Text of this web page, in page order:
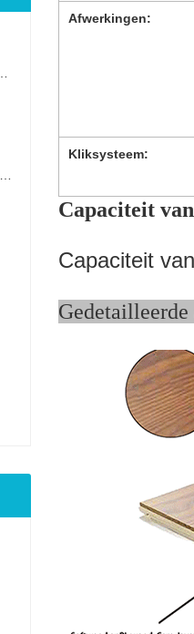
Afwerkingen:
Kliksysteem:
Capaciteit
Capaciteit